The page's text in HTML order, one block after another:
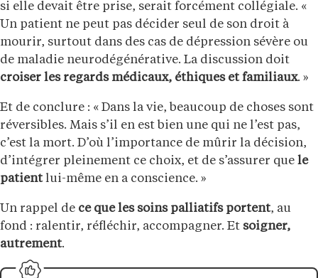
si elle devait être prise, serait forcément collégiale. «
Un patient ne peut pas décider seul de son droit à
mourir, surtout dans des cas de dépression sévère ou
de maladie neurodégénérative. La discussion doit
croiser les regards médicaux, éthiques et familiaux. »
Et de conclure : « Dans la vie, beaucoup de choses sont
réversibles. Mais s’il en est bien une qui ne l’est pas,
c’est la mort. D’où l’importance de mûrir la décision,
d’intégrer pleinement ce choix, et de s’assurer que le
patientlui-même en a conscience. »
Un rappel de ce que les soins palliatifs portent, au
fond : ralentir, réfléchir, accompagner. Et soigner,
autrement.